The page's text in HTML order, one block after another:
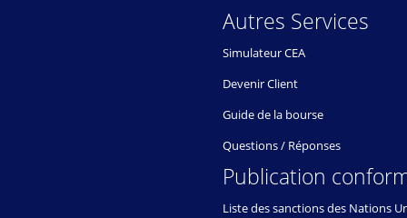
Autres Services
Simulateur CEA
Devenir Client
Guide de la bourse
Questions / Réponses
Publication
Liste des sanctions des Nations